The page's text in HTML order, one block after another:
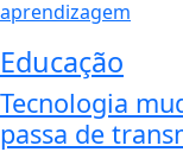
Educação
Tecnologia
passa de